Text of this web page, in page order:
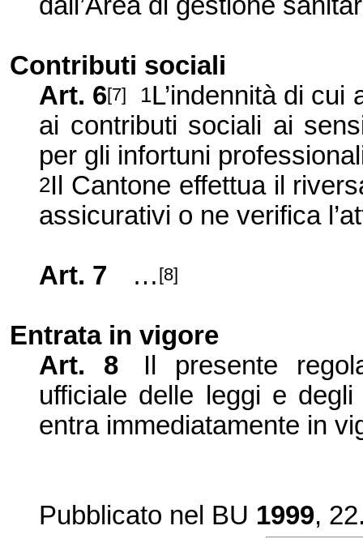
dall’Area di gestione
Contributi sociali
Art. 6[7] 1L’indennità di cui
ai contributi sociali ai
per gli infortuni
2Il Cantone effettua il
assicurativi o ne verifica
Art. 7 … [8]
Entrata in vigore
Art. 8
Il presente
ufficiale delle leggi e
entra immediatamente in
Pubblicato nel BU 1999,